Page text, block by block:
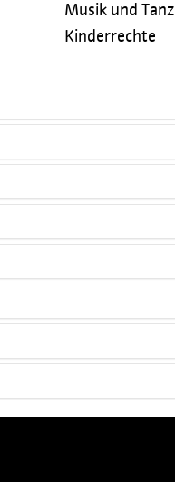
Musik und Tanz
Kinderrechte